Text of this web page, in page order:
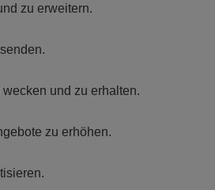
zu erweitern.
und zu erhalten.
zu erhöhen.